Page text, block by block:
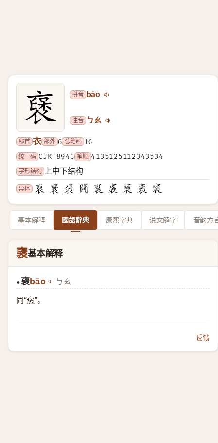
拼音 bāo
注音 ㄅㄠ
部首 衣 部外 6 总笔画 16
统一码 CJK 8943 笔顺 4135125112343534
字形结构
上中下结构
异体
基本解释 國語辭典 康熙字典 说文解字 音韵方
襃基本解释
●襃bāo ㄅㄠ
同“褒”。
反馈